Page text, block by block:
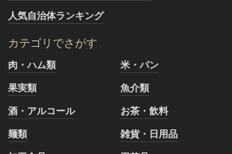
人気自治体ランキング
カテゴリでさがす
肉・ハム類 米・パン
果実類
魚介類
酒・アルコール
お茶・飲料
麺類
雑貨・日用品